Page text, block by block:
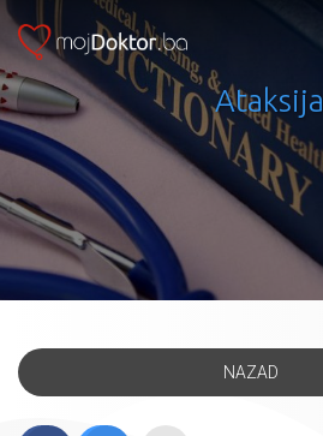
Ataksija
NAZAD